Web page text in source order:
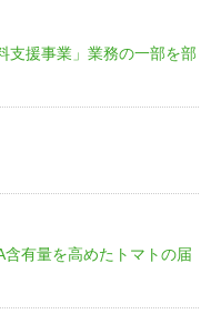
支援事業」業務の一部を部
有量を高めたトマトの届